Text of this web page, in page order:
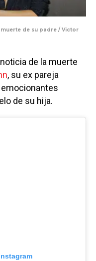
de su padre / Victor
de la muerte
, su ex pareja
de su hija.